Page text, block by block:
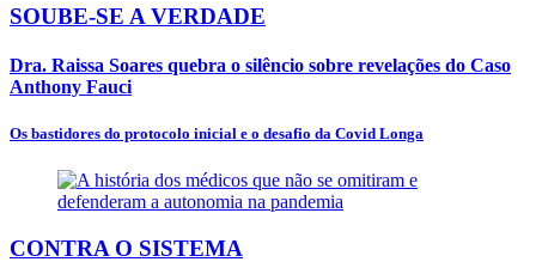
SOUBE-SE A VERDADE
Dra. Raissa Soares quebra o silêncio sobre revelações do Caso
Anthony Fauci
Os bastidores do protocolo inicial e o desafio da Covid Longa
CONTRA O SISTEMA